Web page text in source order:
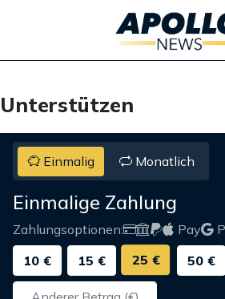
Unterstützen
Einmalig Monatlich
Einmalige Zahlung
Zahlungsoptionen: Pay
10 €
15 € 25 € 50 €